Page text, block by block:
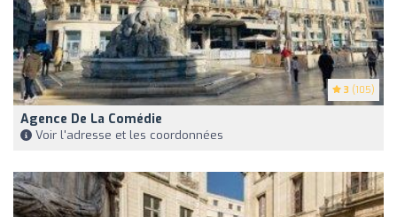
3 (105)
Agence De La Comédie
Voir l'adresse et les coordonnées